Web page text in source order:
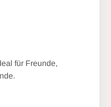
für Freunde,